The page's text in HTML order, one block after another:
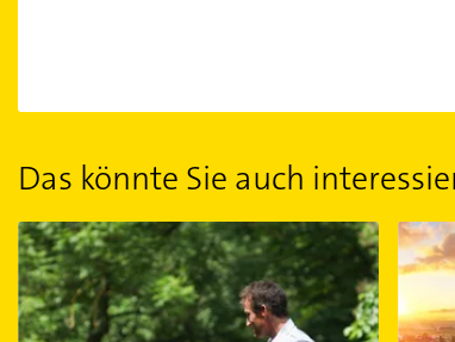
Das könnte Sie auch
Nachbarschaftsrecht: Was der Nachbar darf und was
Die